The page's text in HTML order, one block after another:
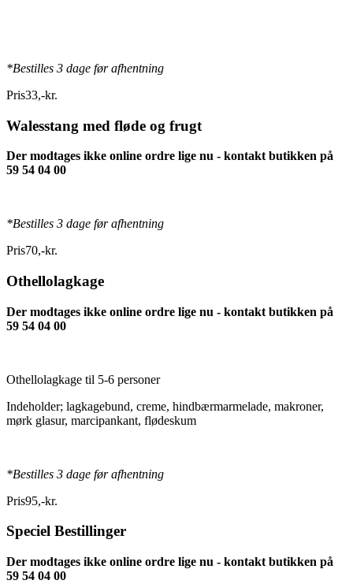
*Bestilles 3 dage før afhentning
Pris33,-kr.
Walesstang med fløde og frugt
Der modtages ikke online ordre lige nu - kontakt butikken på
59 54 04 00
*Bestilles 3 dage før afhentning
Pris70,-kr.
Othellolagkage
Der modtages ikke online ordre lige nu - kontakt butikken på
59 54 04 00
Othellolagkage til 5-6 personer
Indeholder; lagkagebund, creme, hindbærmarmelade, makroner,
mørk glasur, marcipankant, flødeskum
*Bestilles 3 dage før afhentning
Pris95,-kr.
Speciel Bestillinger
Der modtages ikke online ordre lige nu - kontakt butikken på
59 54 04 00